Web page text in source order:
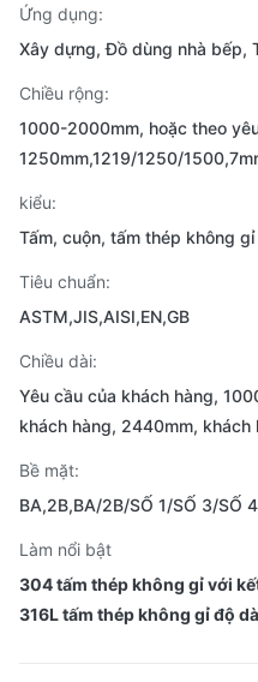
Ứng dụng:
Xây dựng, Đồ dùng nhà bếp,
Chiều rộng:
1000-2000mm, hoặc theo
1250mm,1219/1250/
kiểu:
Tấm, cuộn, tấm thép không gỉ
Tiêu chuẩn:
ASTM,JIS,AISI,EN,GB
Chiều dài:
Yêu cầu của khách hàng,
khách hàng, 2440mm,
Bề mặt:
BA,2B,BA/2B/SỐ 1/SỐ 3/SỐ
Làm nổi bật
304 tấm thép không gỉ với
316L tấm thép không gỉ độ